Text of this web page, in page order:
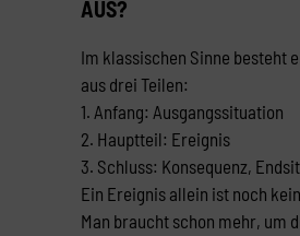
AUS?
Im klassischen Sinne besteht
aus drei Teilen:
1. Anfang: Ausgangssituation
2. Hauptteil: Ereignis
3. Schluss: Konsequenz,
Ein Ereignis allein ist noch
Man braucht schon mehr, um